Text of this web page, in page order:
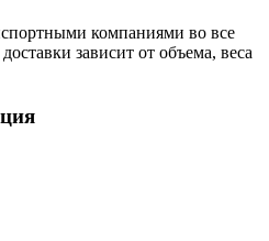
компаниями во все
зависит от объема, веса